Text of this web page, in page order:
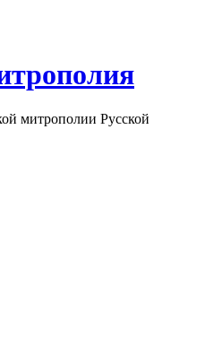
митрополии Русской